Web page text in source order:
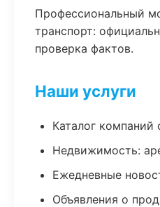
Профессиональный
транспорт:
проверка фактов.
Наши услуги
Каталог компаний
Недвижимость:
Ежедневные
Объявления о